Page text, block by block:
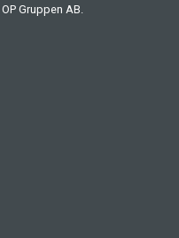
OP Gruppen AB